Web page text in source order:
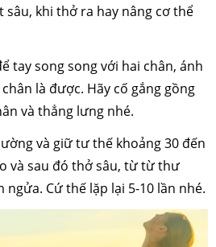
sâu, khi thở ra hay nâng cơ thể
tay song song với hai chân, ánh
là được. Hãy cố gắng gồng
và thẳng lưng nhé.
và giữ tư thế khoảng 30 đến
và sau đó thở sâu, từ từ thư
Cứ thế lặp lại 5-10 lần nhé.